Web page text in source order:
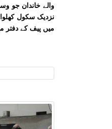
والے خاندان جو
نزدیک سکول
میں پیف کے دفتر